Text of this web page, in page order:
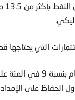
وارتفع الإنتاج
الحفاظ على